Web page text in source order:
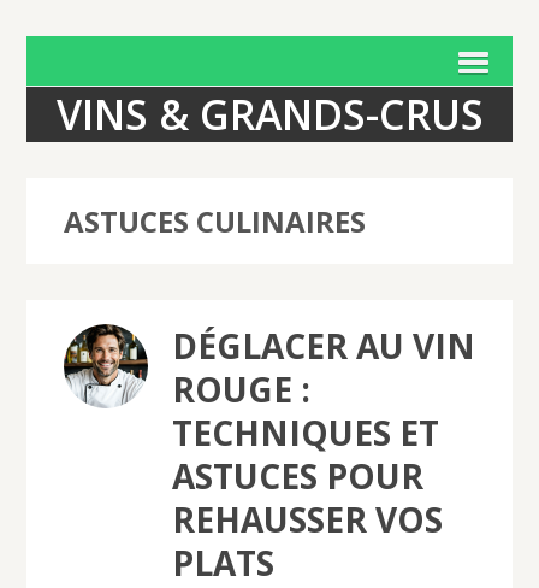
VINS & GRANDS-CRUS
ASTUCES CULINAIRES
DÉGLACER AU VIN
ROUGE :
TECHNIQUES ET
ASTUCES POUR
REHAUSSER VOS
PLATS